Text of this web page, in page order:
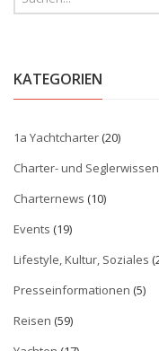
KATEGORIEN
1a Yachtcharter(20)
Charter- und Seglerwissen
Charternews (10)
Events (19)
Lifestyle, Kultur, Soziales
Presseinformationen (5)
Reisen (59)